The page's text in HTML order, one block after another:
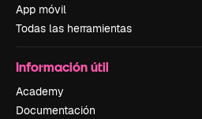
App móvil
Todas las herramientas
Información útil
Academy
Documentación